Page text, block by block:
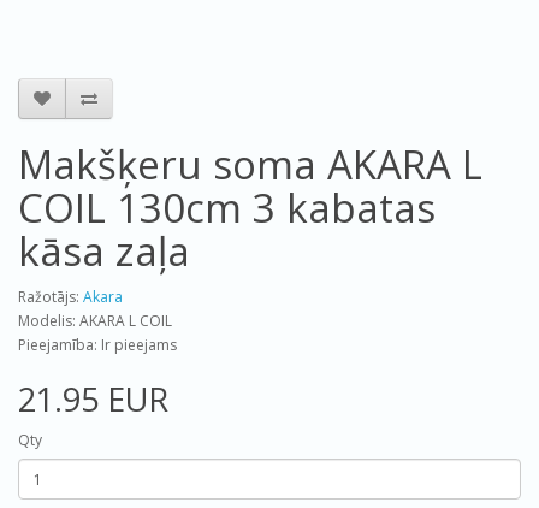
Makšķeru soma AKARA L
COIL 130cm 3 kabatas
kāsa zaļa
Ražotājs: Akara
Modelis: AKARA L COIL
Pieejamība: Ir pieejams
21.95 EUR
Qty